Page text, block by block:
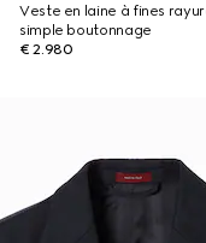
Veste en laine à fines
simple boutonnage
€ 2.980